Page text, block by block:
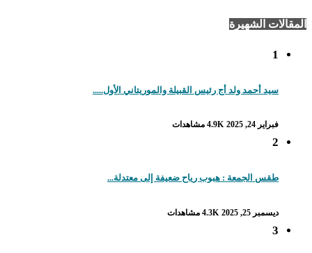
الشهيرة
أحمد ولد أج رئيس القبيلة والموريتاني الأول.....
4.9K مشاهدات
الجمعة : هبوب رياح ضعيفة إلى معتدلة...
4.3K مشاهدات